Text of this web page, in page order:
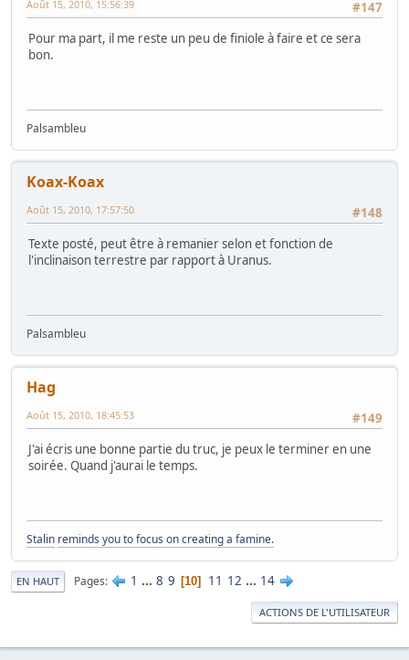
#147
Août 15, 2010, 15:56:39
Pour ma part, il me reste un peu de finiole à faire et ce sera
bon.
Palsambleu
Koax-Koax
#148
Août 15, 2010, 17:57:50
Texte posté, peut être à remanier selon et fonction de
l'inclinaison terrestre par rapport à Uranus.
Palsambleu
Hag
#149
Août 15, 2010, 18:45:53
J'ai écris une bonne partie du truc, je peux le terminer en une
soirée. Quand j'aurai le temps.
Stalin reminds you to focus on creating a famine.
EN HAUT Pages 1 ... 8 9 10 11 12 ... 14
ACTIONS DE L'UTILISATEUR